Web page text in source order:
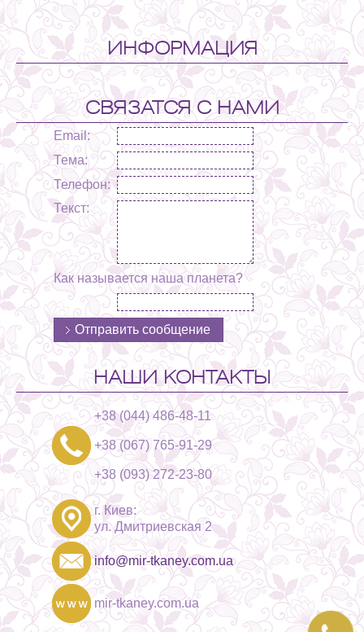
ИНФОРМАЦИЯ
СВЯЗАТСЯ С НАМИ
Email:
Тема:
Телефон:
Текст:
Как называется наша планета?
НАШИ КОНТАКТЫ
+38 (044) 486-48-11
+38 (067) 765-91-29
+38 (093) 272-23-80
г. Киев:
ул. Дмитриевская 2
info@mir-tkaney.com.ua
mir-tkaney.com.ua